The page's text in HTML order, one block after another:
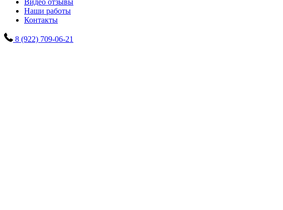
Видео отзывы
Наши работы
Контакты
8 (922) 709-06-21